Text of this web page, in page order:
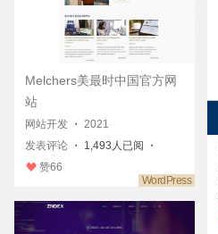
Melchers美最时中国官方网
站
网站开发 ・ 2021
发表评论 ・ 1,493人已阅 ・
赞66